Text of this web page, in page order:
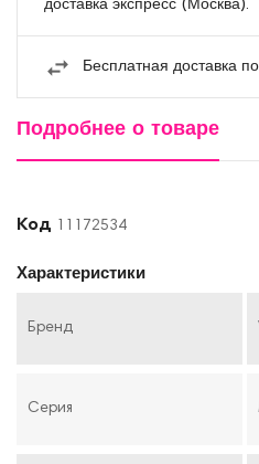
доставка экспресс (Москва).
Бесплатная доставка
Подробнее о товаре
Код 11172534
Характеристики
Бренд
Серия